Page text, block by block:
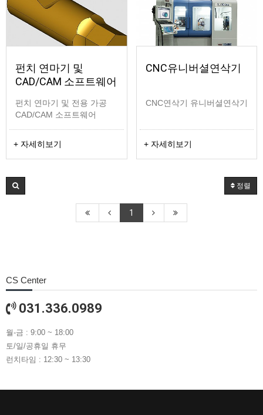
펀치 연마기 및
CAD/CAM 소프트웨어
펀치 연마기 및 전용 가공
CAD/CAM 소프트웨어
+ 자세히보기
CNC유니버셜연삭기
CNC연삭기 유니버셜연삭기
+ 자세히보기
정렬
1
CS Center
031.336.0989
월-금 : 9:00 ~ 18:00
토/일/공휴일 휴무
런치타임 : 12:30 ~ 13:30